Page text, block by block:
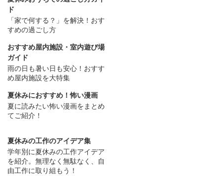
ド
「家で何する？」を解決！おす
すめの過ごし方
おすすめ屋内施設・室内遊び場
ガイド
雨の日も暑い日も安心！おすす
め屋内施設を大特集
夏休みにおすすめ！怖い漫画
夏に読みたい怖い漫画をまとめ
てご紹介！
夏休みの工作のアイデア集
学年別に夏休みの工作アイデア
を紹介。無理なく無駄なく、自
由工作に取り組もう！